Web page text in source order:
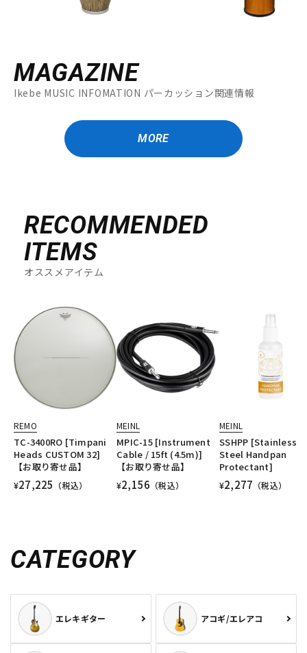
MAGAZINE
Ikebe MUSIC INFOMATION パーカッション関連情報
MORE
RECOMMENDED
ITEMS
オススメアイテム
REMO
TC-3400RO [Timpani
Heads CUSTOM 32]
【お取り寄せ品】
¥27,225 （税込）
MEINL
MPIC-15 [Instrument
Cable / 15ft (4.5m)]
【お取り寄せ品】
¥2,156 （税込）
MEINL
SSHPP [Stainless
Steel Handpan
Protectant]
¥2,277 （税込）
CATEGORY
エレキギター アコギ/エレアコ